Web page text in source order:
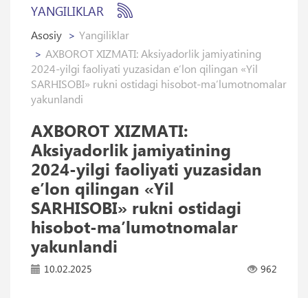
YANGILIKLAR
Asosiy
Yangiliklar
AXBOROT XIZMATI: Aksiyadorlik jamiyatining
2024-yilgi faoliyati yuzasidan eʼlon qilingan «Yil
SARHISOBI» rukni ostidagi hisobot-maʼlumotnomalar
yakunlandi
AXBOROT XIZMATI:
Aksiyadorlik jamiyatining
2024-yilgi faoliyati yuzasidan
eʼlon qilingan «Yil
SARHISOBI» rukni ostidagi
hisobot-maʼlumotnomalar
yakunlandi
10.02.2025 962